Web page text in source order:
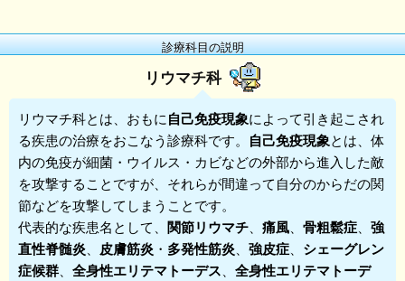
診療科目の説明
リウマチ科
リウマチ科とは、おもに自己免疫現象によって引き起こされ
る疾患の治療をおこなう診療科です。 自己免疫現象とは、体
内の免疫が細菌・ウイルス・カビなどの外部から進入した敵
を攻撃することですが、それらが間違って自分のからだの関
節などを攻撃してしまうことです。
代表的な疾患名として、 関節リウマチ 痛風 骨粗鬆症
強
直性脊髄炎
皮膚筋炎 ・ 多発性筋炎 強皮症
シェーグレン
症候群
全身性エリテマトーデス
全身性エリテマトーデ